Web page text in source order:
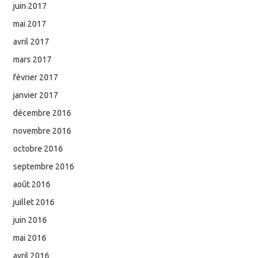
juin 2017
mai 2017
avril 2017
mars 2017
février 2017
janvier 2017
décembre 2016
novembre 2016
octobre 2016
septembre 2016
août 2016
juillet 2016
juin 2016
mai 2016
avril 2016